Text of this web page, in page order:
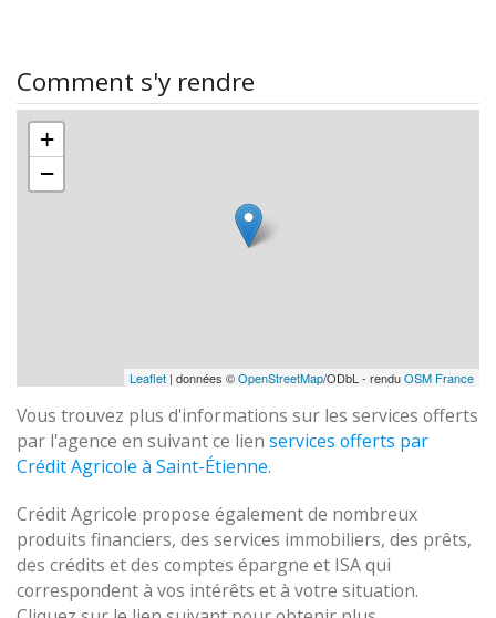
Comment s'y rendre
+
−
Leaflet | données ©OpenStreetMap/ODbL - renduOSM France
Vous trouvez plus d'informations sur les services offerts
par l'agence en suivant ce lien services offerts par
Crédit Agricole à Saint-Étienne.
Crédit Agricole propose également de nombreux
produits financiers, des services immobiliers, des prêts,
des crédits et des comptes épargne et ISA qui
correspondent à vos intérêts et à votre situation.